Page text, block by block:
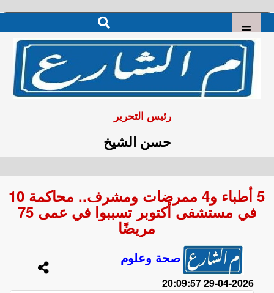
رئيس التحرير
حسن الشيخ
5 أطباء و4 ممرضات ومشرف.. محاكمة 10
في مستشفى أكتوبر تسببوا في عمى 75
مريضًا
صحة وعلوم
2026-04-29 20:09:57